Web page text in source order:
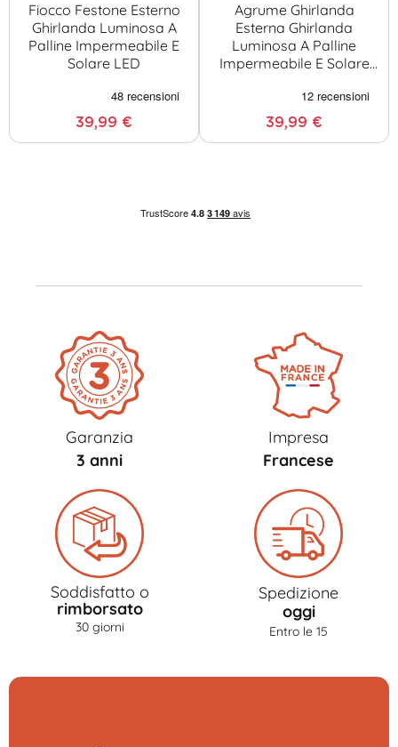
Fiocco Festone Esterno
Ghirlanda Luminosa A
Palline Impermeabile E
Solare LED
39,99 €
Agrume Ghirlanda
Esterna Ghirlanda
Luminosa A Palline
Impermeabile E Solare
39,99 €
Garanzia
3 anni
Impresa
Francese
Soddisfatto o
rimborsato
30 giorni
Spedizione
oggi
Entro le 15